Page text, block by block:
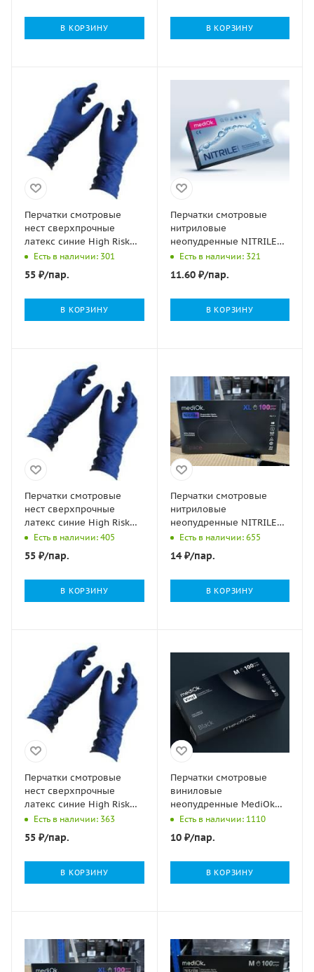
В КОРЗИНУ В КОРЗИНУ
Перчатки смотровые
нест сверхпрочные
латекс синие High Risk
Safe&Care DL 215 (1813)
ХL 36гр 25/250
Есть в наличии: 301
55 ₽/пар.
В КОРЗИНУ
Перчатки смотровые
нитриловые
неопудренные NITRILE
OPTIMA голубые S
50/1000
Есть в наличии: 321
11.60₽/пар.
В КОРЗИНУ
Перчатки смотровые
нест сверхпрочные
латекс синие High Risk
Safe&Care DL 215 (1813)
L 36гр 25/250
Есть в наличии: 405
55 ₽/пар.
В КОРЗИНУ
Перчатки смотровые
нитриловые
неопудренные NITRILE
SPACE черные XL 50/500
Есть в наличии: 655
14₽/пар.
В КОРЗИНУ
Перчатки смотровые
нест сверхпрочные
латекс синие High Risk
Safe&Care DL 215 (1813)
M 36гр 25/250
Есть в наличии: 363
55 ₽/пар.
В КОРЗИНУ
Перчатки смотровые
виниловые
неопудренные MediOk
черные M 4,5гр 50/500
Есть в наличии: 1110
10₽/пар.
В КОРЗИНУ